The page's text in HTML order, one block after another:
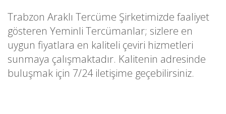
Trabzon Araklı Tercüme Şirketimizde faaliyet
gösteren Yeminli Tercümanlar; sizlere en
uygun fiyatlara en kaliteli çeviri hizmetleri
sunmaya çalışmaktadır. Kalitenin adresinde
buluşmak için 7/24 iletişime geçebilirsiniz.